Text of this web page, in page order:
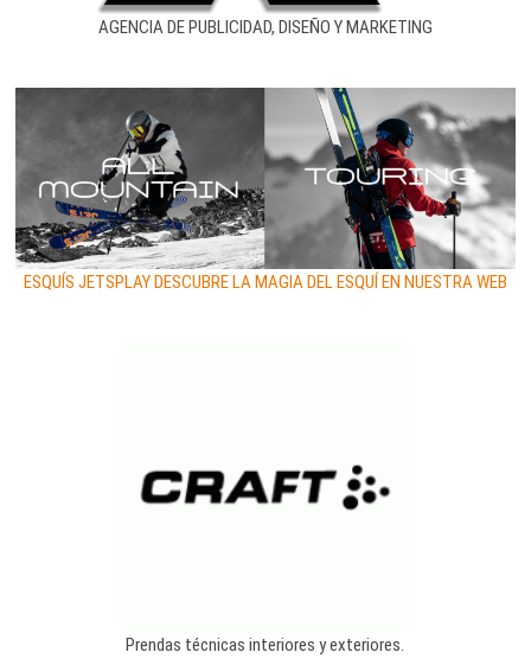
AGENCIA DE PUBLICIDAD, DISEÑO Y MARKETING
ESQUÍS JETSPLAY DESCUBRE LA MAGIA DEL ESQUÍ EN NUESTRA WEB
Prendas técnicas interiores y exteriores.